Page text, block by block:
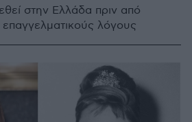
στην Ελλάδα πριν από
λόγους